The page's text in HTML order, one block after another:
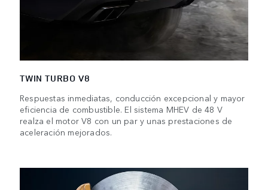
TWIN TURBO V8
Respuestas inmediatas, conducción excepcional y mayor
eficiencia de combustible. El sistema MHEV de 48 V
realza el motor V8 con un par y unas prestaciones de
aceleración mejorados.